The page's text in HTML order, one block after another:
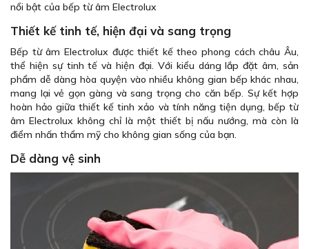
nổi bật của bếp từ âm Electrolux
Thiết kế tinh tế, hiện đại và sang trọng
Bếp từ âm Electrolux được thiết kế theo phong cách châu Âu,
thể hiện sự tinh tế và hiện đại. Với kiểu dáng lắp đặt âm, sản
phẩm dễ dàng hòa quyện vào nhiều không gian bếp khác nhau,
mang lại vẻ gọn gàng và sang trọng cho căn bếp. Sự kết hợp
hoàn hảo giữa thiết kế tinh xảo và tính năng tiện dụng, bếp từ
âm Electrolux không chỉ là một thiết bị nấu nướng, mà còn là
điểm nhấn thẩm mỹ cho không gian sống của bạn.
Dễ dàng vệ sinh